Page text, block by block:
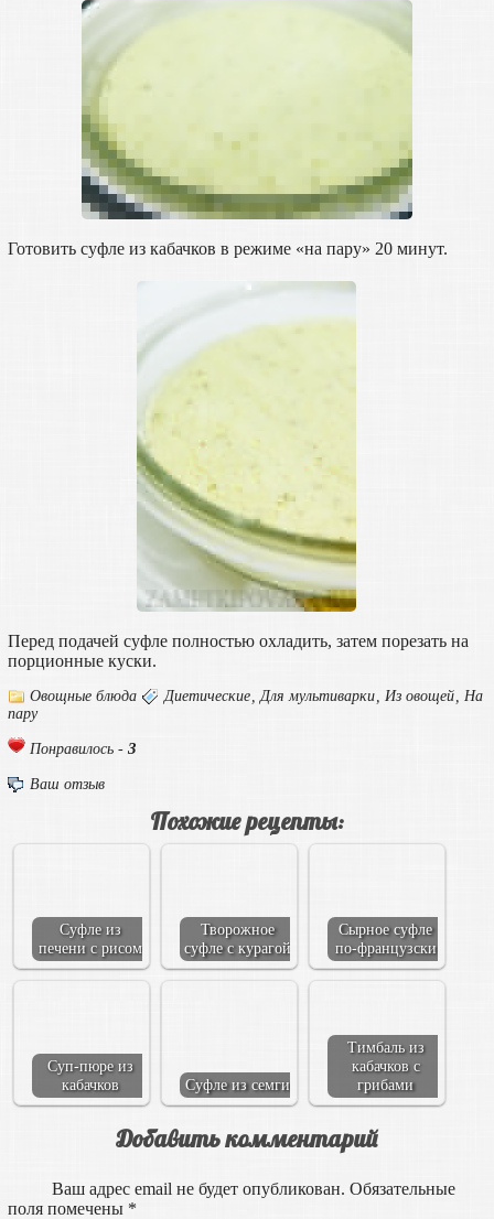
Готовить суфле из кабачков в режиме «на пару» 20 минут.
Перед подачей суфле полностью охладить, затем порезать на
порционные куски.
Овощные блюда Диетические,Для мультиварки, Из овощей, На
пару
Понравилось -3
Ваш отзыв
Похожие рецепты:
Суфле из
печени с рисом
Творожное
суфле с курагой
Сырное суфле
по-французски
Суп-пюре из
кабачков
Суфле из семги
Тимбаль из
кабачков с
грибами
Добавить комментарий
Ваш адрес email не будет опубликован. Обязательные
поля помечены *